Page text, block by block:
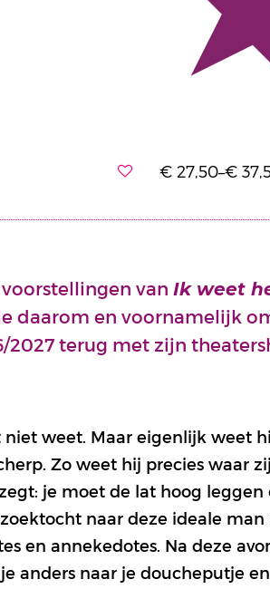
€ 27,50–€
van Ik weet
daarom en voornamelijk
2027 terug met zijn
weet. Maar eigenlijk weet
Zo weet hij precies waar
je moet de lat hoog leggen
naar deze ideale
en annekedotes. Na deze
anders naar je doucheputje